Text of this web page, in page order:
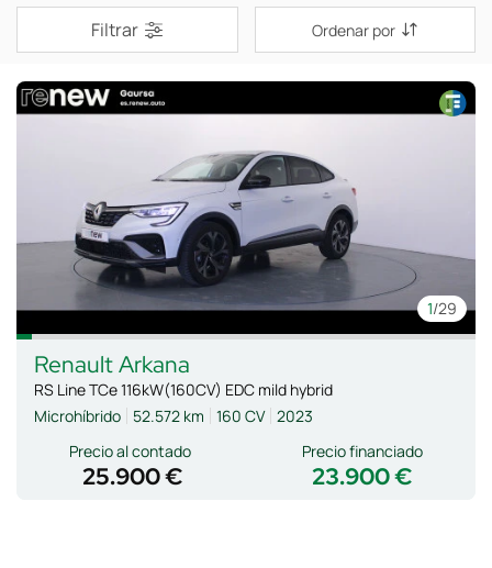
Filtrar Ordenar por
1/29
RenaultArkana
RS Line TCe 116kW(160CV) EDC mild hybrid
Microhíbrido
52.572 km 160 CV 2023
Precio al contado
25.900 € 23.900 €
Precio financiado